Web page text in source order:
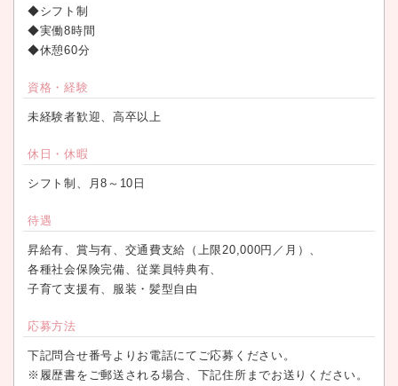
◆シフト制
◆実働8時間
◆休憩60分
資格・経験
未経験者歓迎、高卒以上
休日・休暇
シフト制、月8～10日
待遇
昇給有、賞与有、交通費支給（上限20,000円／月）、
各種社会保険完備、従業員特典有、
子育て支援有、服装・髪型自由
応募方法
下記問合せ番号よりお電話にてご応募ください。
※履歴書をご郵送される場合、下記住所までお送りください。